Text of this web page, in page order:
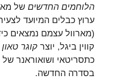
הלוחמים החדשים
(מארוול עצמם נמצאים
קווין ביגל, יוצרקוגר טאון
כתסריטאי ושואוראנר
בסדרה החדשה.